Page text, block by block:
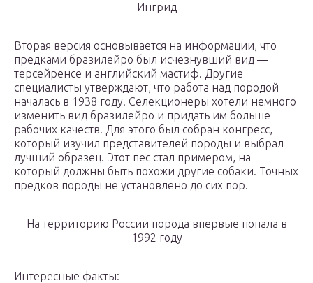
Ингрид
Вторая версия основывается на информации, что
предками бразилейро был исчезнувший вид —
терсейренсе и английский мастиф. Другие
специалисты утверждают, что работа над породой
началась в 1938 году. Селекционеры хотели немного
изменить вид бразилейро и придать им больше
рабочих качеств. Для этого был собран конгресс,
который изучил представителей породы и выбрал
лучший образец. Этот пес стал примером, на
который должны быть похожи другие собаки. Точных
предков породы не установлено до сих пор.
На территорию России порода впервые попала в
1992 году
Интересные факты: